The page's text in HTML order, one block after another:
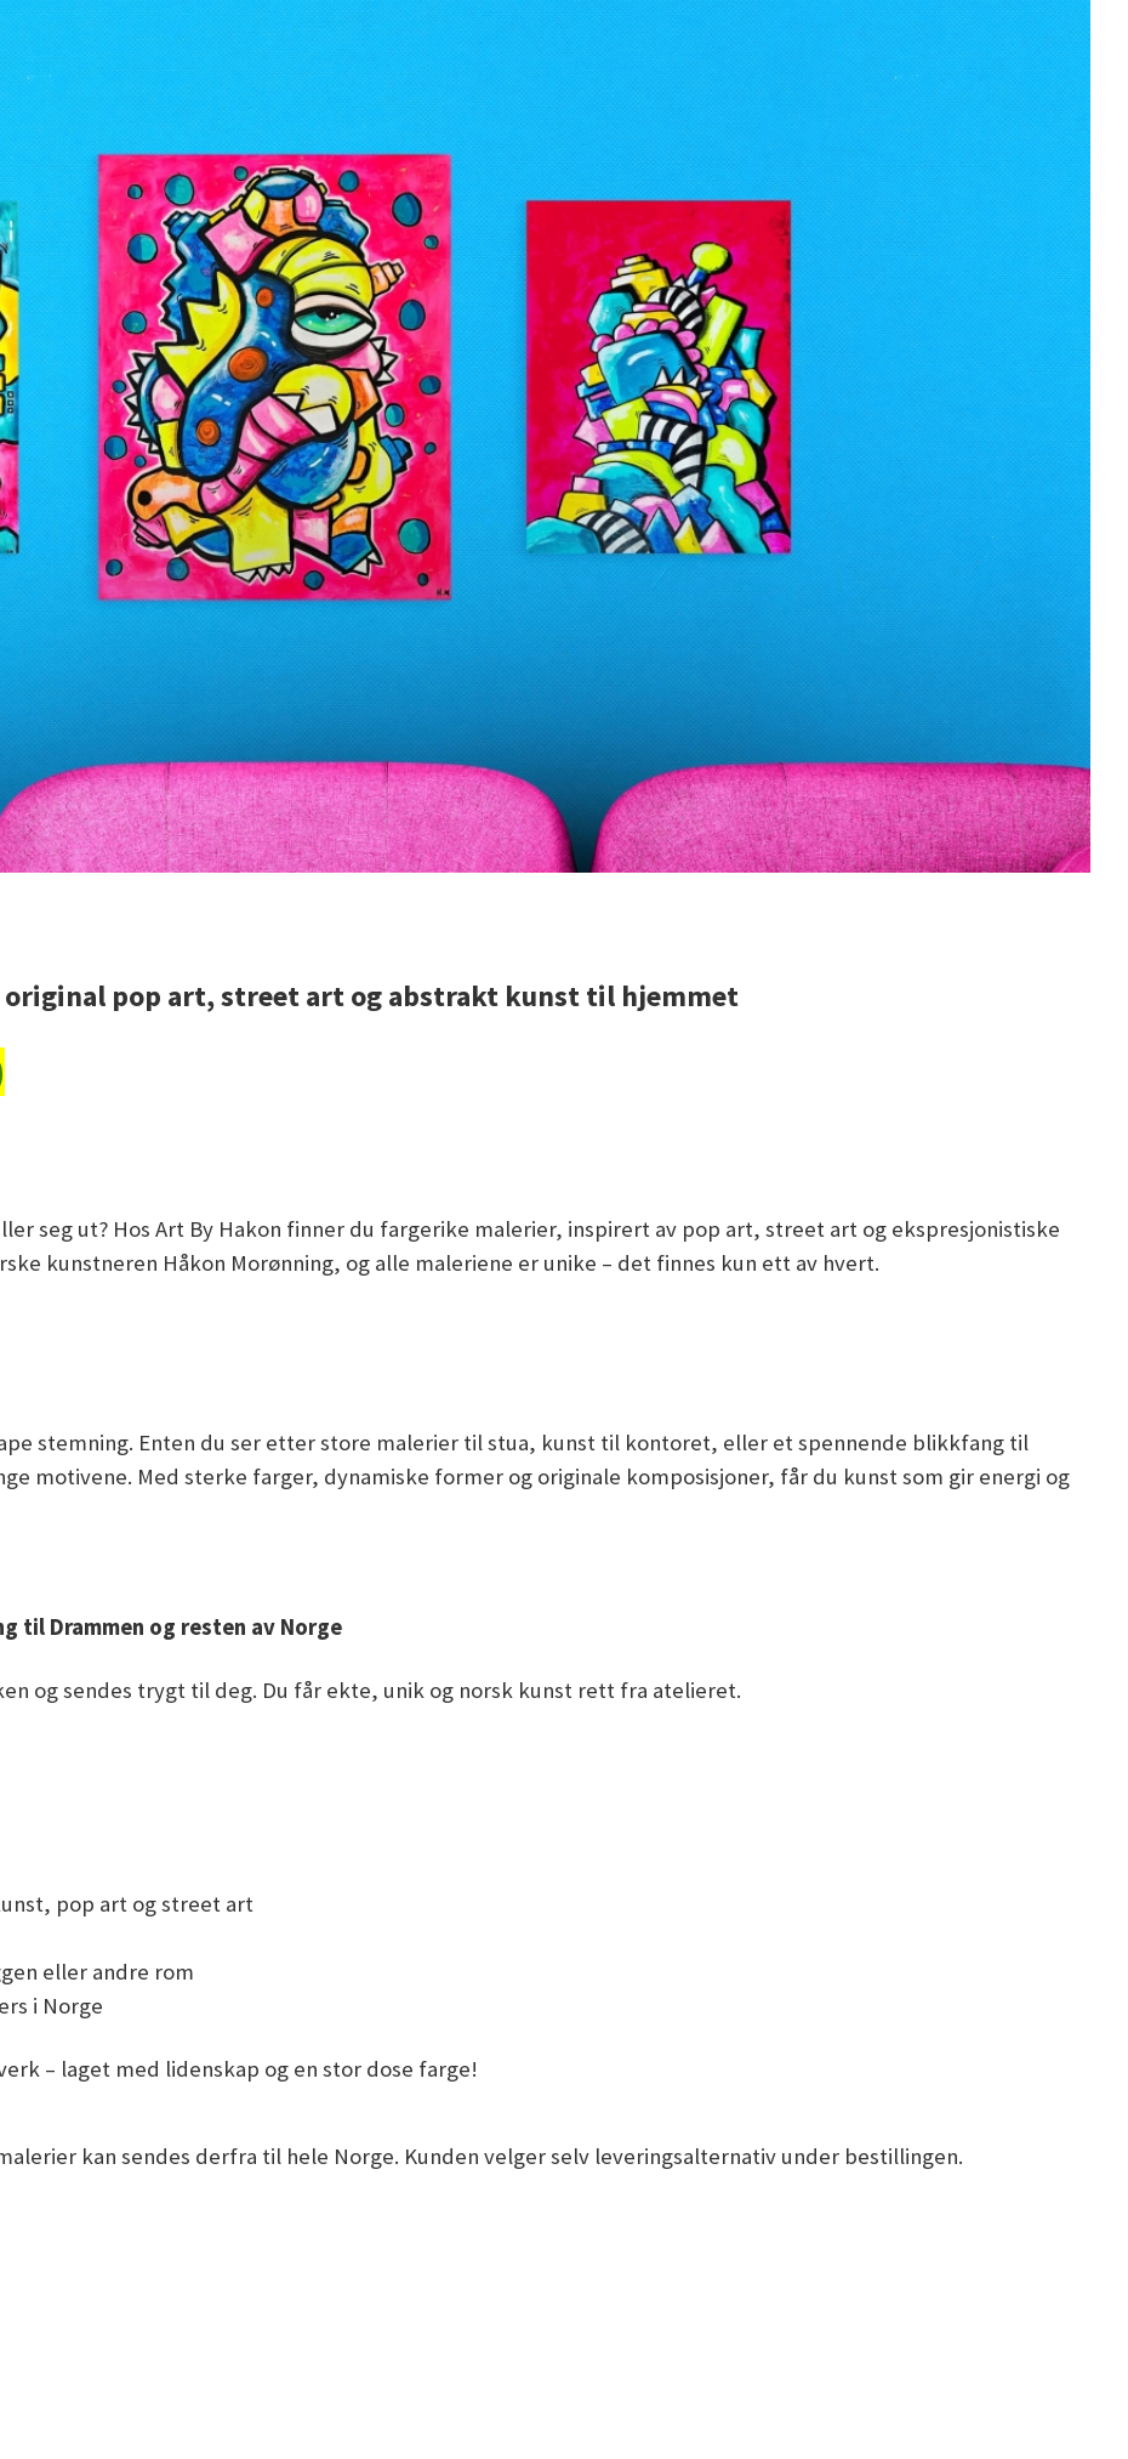
pop art, street art og abstrakt kunst til hjemmet
seg ut? Hos Art By Hakon finner du fargerike malerier, inspirert av pop art, street art og ekspresjonistiske
kunstneren Håkon Morønning, og alle maleriene er unike – det finnes kun ett av hvert.
stemning. Enten du ser etter store malerier til stua, kunst til kontoret, eller et spennende blikkfang til
motivene. Med sterke farger, dynamiske former og originale komposisjoner, får du kunst som gir energi og
til Drammen og resten av Norge
og sendes trygt til deg. Du får ekte, unik og norsk kunst rett fra atelieret.
pop art og street art
eller andre rom
i Norge
– laget med lidenskap og en stor dose farge!
kan sendes derfra til hele Norge. Kunden velger selv leveringsalternativ under bestillingen.